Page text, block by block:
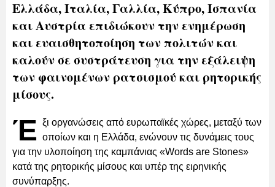
Ελλάδα, Ιταλία, Γαλλία, Κύπρο, Ισπανία
και Αυστρία επιδιώκουν την ενημέρωση
και ευαισθητοποίηση των πολιτών και
καλούν σε συστράτευση για την εξάλειψη
των φαινομένων ρατσισμού και ρητορικής
μίσους.
Έ ξι οργανώσεις από ευρωπαϊκές χώρες, μεταξύ των
οποίων και η Ελλάδα, ενώνουν τις δυνάμεις τους
για την υλοποίηση της καμπάνιας «Words are Stones»
κατά της ρητορικής μίσους και υπέρ της ειρηνικής
συνύπαρξης.